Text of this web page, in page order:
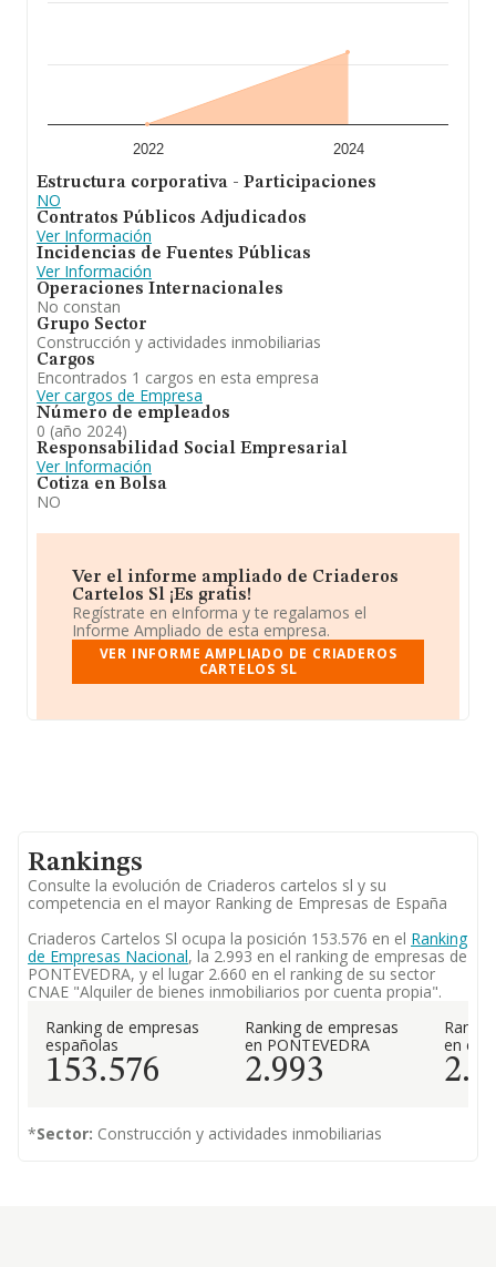
2022 2024
Estructura corporativa - Participaciones
NO
Contratos Públicos Adjudicados
Ver Información
Incidencias de Fuentes Públicas
Ver Información
Operaciones Internacionales
No constan
Grupo Sector
Construcción y actividades inmobiliarias
Cargos
Encontrados 1 cargos en esta empresa
Ver cargos de Empresa
Número de empleados
0 (año 2024)
Responsabilidad Social Empresarial
Ver Información
Cotiza en Bolsa
NO
Ver el informe ampliado de Criaderos
Cartelos Sl ¡Es gratis!
Regístrate en eInforma y te regalamos el
Informe Ampliado de esta empresa.
VER INFORME AMPLIADO DE CRIADEROS
CARTELOS SL
Rankings
Consulte la evolución de Criaderos cartelos sl y su
competencia en el mayor Ranking de Empresas de España
Criaderos Cartelos Sl ocupa la posición 153.576 en el Ranking
de Empresas Nacional, la 2.993 en el ranking de empresas de
PONTEVEDRA, y el lugar 2.660 en el ranking de su sector
CNAE "Alquiler de bienes inmobiliarios por cuenta propia".
Ranking de empresas
españolas
153.576
Ranking de empresas
en PONTEVEDRA
2.993
en el
*Sector: Construcción y actividades inmobiliarias